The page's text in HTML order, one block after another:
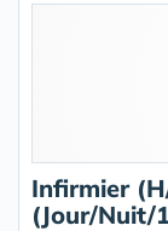
Infirmier
(Jour/Nuit/